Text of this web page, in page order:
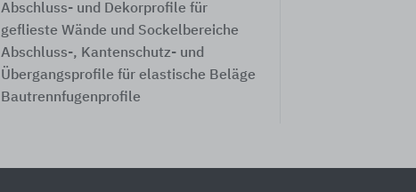
Abschluss- und Dekorprofile für
geflieste Wände und Sockelbereiche
Abschluss-, Kantenschutz- und
Übergangsprofile für elastische Beläge
Bautrennfugenprofile